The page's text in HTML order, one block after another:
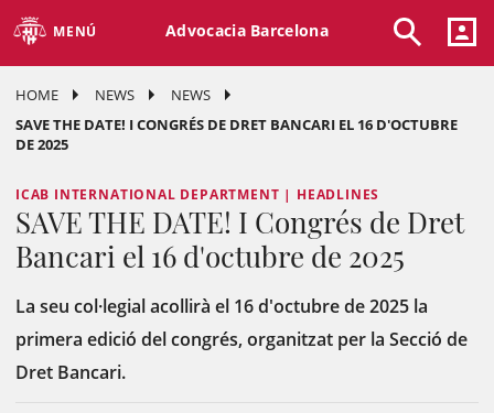
MENÚ Advocacia Barcelona
HOME NEWS
NEWS
SAVE THE DATE! I CONGRÉS DE DRET BANCARI EL 16 D'OCTUBRE
DE 2025
ICAB INTERNATIONAL DEPARTMENT | HEADLINES
SAVE THE DATE! I Congrés de Dret
Bancari el 16 d'octubre de 2025
La seu col·legial acollirà el 16 d'octubre de 2025 la
primera edició del congrés, organitzat per la Secció de
Dret Bancari.